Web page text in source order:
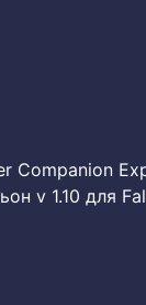
Companion
v 1.10 для